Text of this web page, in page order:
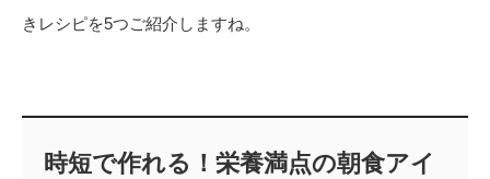
きレシピを5つご紹介しますね。
時短で作れる！栄養満点の朝食アイ